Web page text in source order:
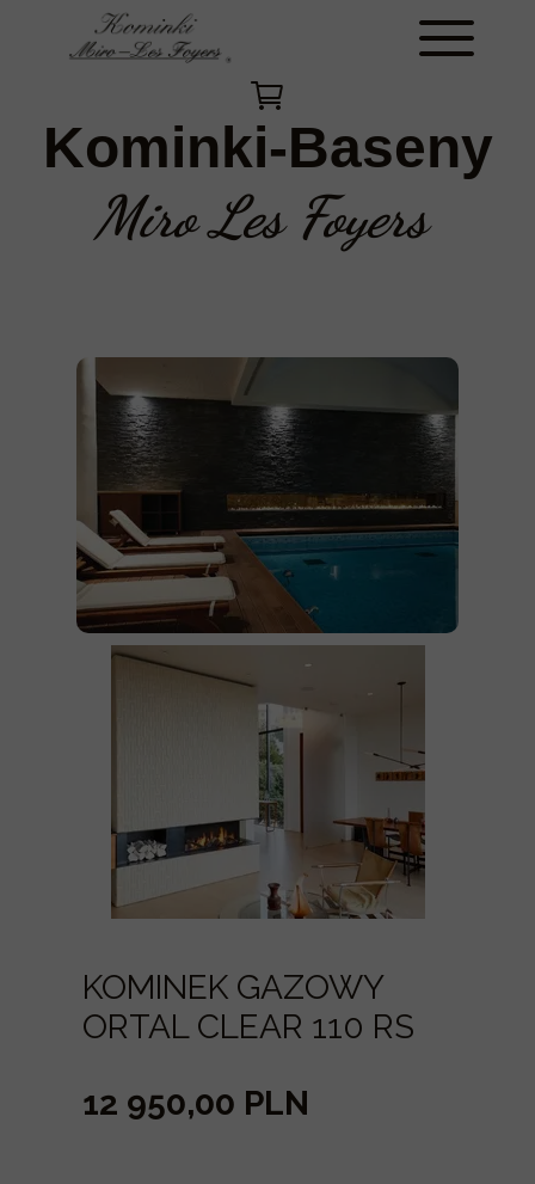
Kominki-Baseny
Miro Les Foyers
12 950,00 PLN
KOMINEK GAZOWY
ORTAL CLEAR 110 RS